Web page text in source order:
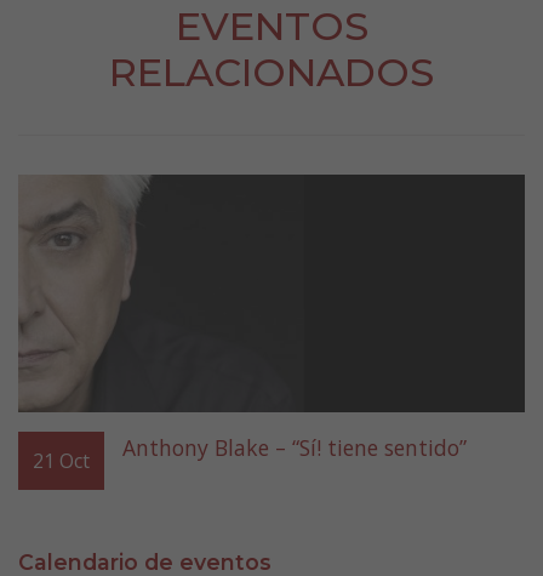
EVENTOS
RELACIONADOS
21 Oct Anthony Blake – “Sí! tiene sentido”
Calendario de eventos